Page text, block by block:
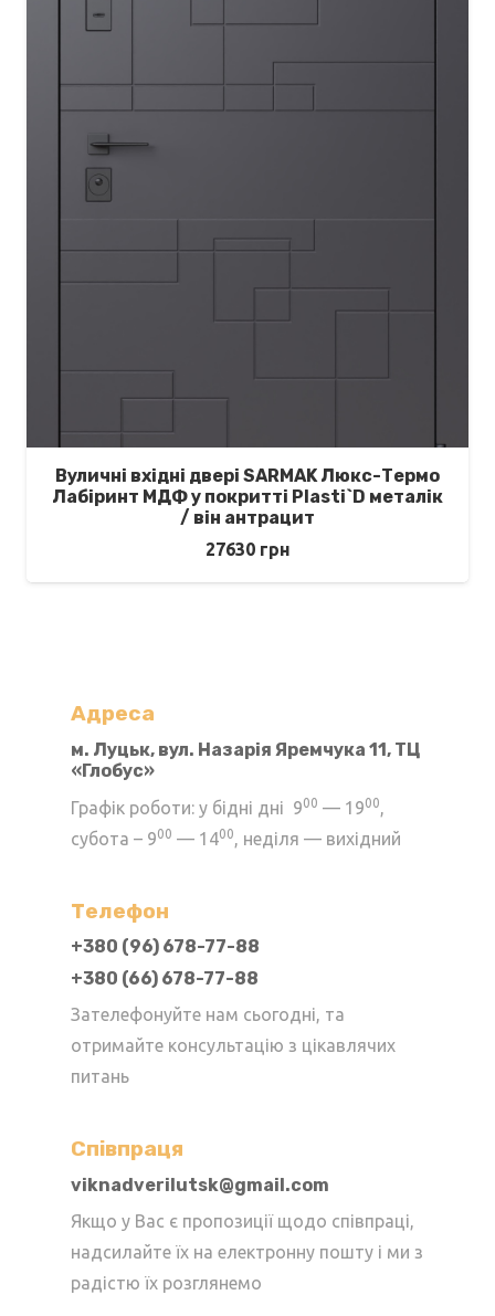
Вуличні вхідні двері SARMAK Люкс-Термо
Лабіринт МДФ у покритті Plasti`D металік
/ він антрацит
27630 грн
Адреса
м. Луцьк, вул. Назарія Яремчука 11, ТЦ
«Глобус»
Графік роботи: у бідні дні 900 — 1900
субота – 900 — 1400 , неділя — вихідний
Телефон
+380 (96) 678-77-88
+380 (66) 678-77-88
Зателефонуйте нам сьогодні, та
отримайте консультацію з цікавлячих
питань
Cпівпраця
viknadverilutsk@gmail.com
Якщо у Вас є пропозиції щодо співпраці,
надсилайте їх на електронну пошту і ми з
радістю їх розглянемо